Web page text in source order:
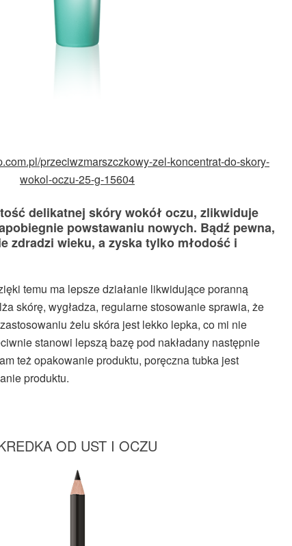
przeciwzmarszczkowy-zel-koncentrat-do-skory-
wokol-oczu-25-g-15604
delikatnej skóry wokół oczu, zlikwiduje
powstawaniu nowych. Bądź pewna,
zdradzi wieku, a zyska tylko młodość i
temu ma lepsze działanie likwidujące poranną
skórę, wygładza, regularne stosowanie sprawia, że
żelu skóra jest lekko lepka, co mi nie
stanowi lepszą bazę pod nakładany następnie
też opakowanie produktu, poręczna tubka jest
produktu.
OD UST I OCZU